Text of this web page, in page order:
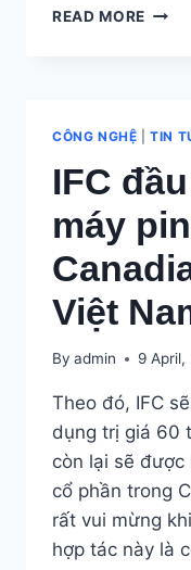
READ MORE KẾT
MẶT
TRỜI
TẠI
TP
HỒ
CHÍ
MINH
CÔNG NGHỆ |TIN
IFC
máy
Việt
By admin 9 April,
Theo đó, IFC
dụng trị giá 60
còn lại sẽ
cổ phần trong
rất vui mừng
hợp tác này là